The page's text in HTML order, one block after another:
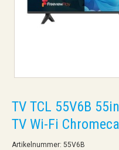
TV TCL 55V6B
TV Wi-Fi
Artikelnummer: 55V6B